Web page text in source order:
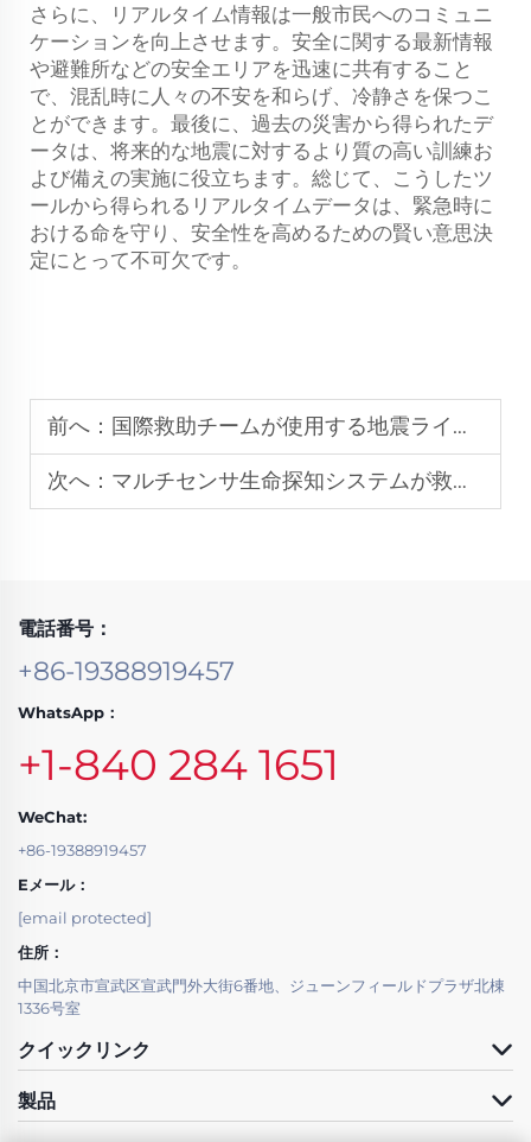
さらに、リアルタイム情報は一般市民へのコミュニ
ケーションを向上させます。安全に関する最新情報
や避難所などの安全エリアを迅速に共有すること
で、混乱時に人々の不安を和らげ、冷静さを保つこ
とができます。最後に、過去の災害から得られたデ
ータは、将来的な地震に対するより質の高い訓練お
よび備えの実施に役立ちます。総じて、こうしたツ
ールから得られるリアルタイムデータは、緊急時に
おける命を守り、安全性を高めるための賢い意思決
定にとって不可欠です。
前へ： 国際救助チームが使用する地震ライフ・ディテクション・ツール
次へ： マルチセンサ生命探知システムが救助効率を向上させる仕組み
電話番号：
+86-19388919457
WhatsApp：
+1-840 284 1651
WeChat:
+86-19388919457
Eメール：
[email protected]
住所：
中国北京市宣武区宣武門外大街6番地、ジューンフィールドプラザ北棟
1336号室
クイックリンク
製品